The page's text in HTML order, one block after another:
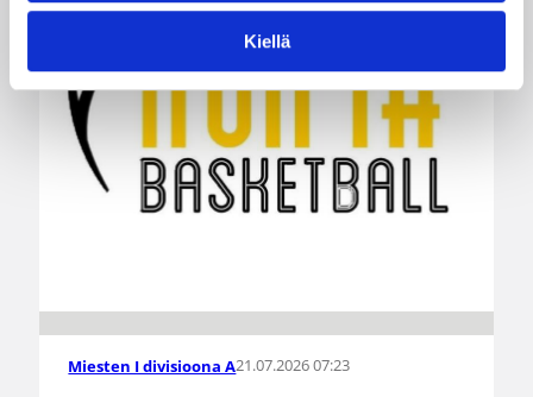
Kiellä
Miesten I divisioona A21.07.2026 07:23